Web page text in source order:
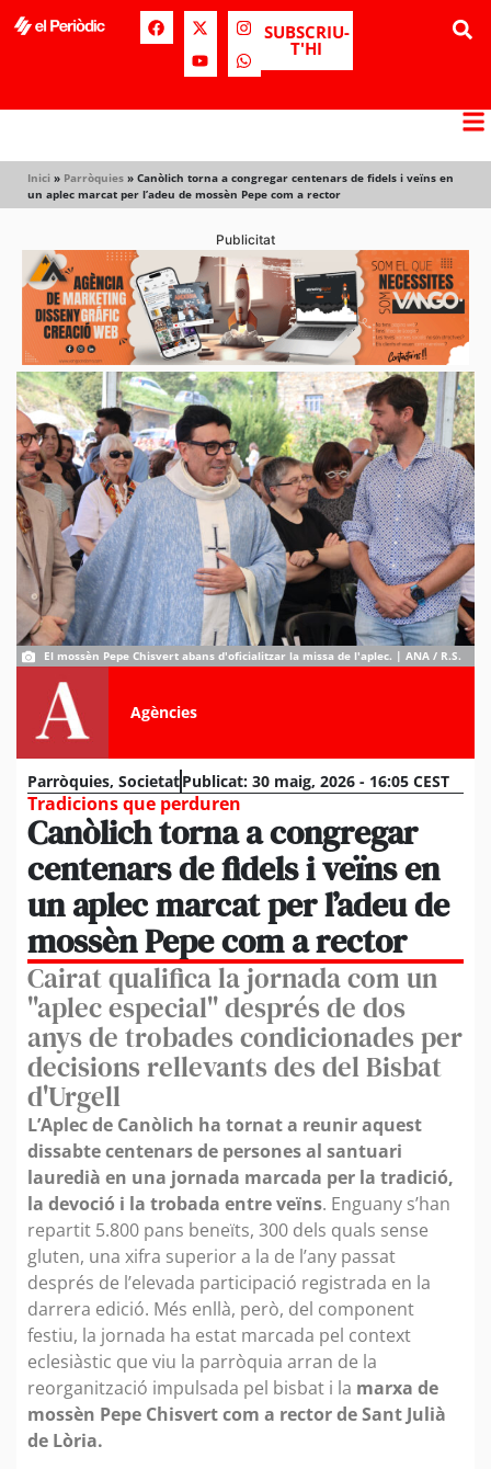
SUBSCRIU-
T'HI
Inici » Parròquies » Canòlich torna a congregar centenars de fidels i veïns en
un aplec marcat per l’adeu de mossèn Pepe com a rector
Publicitat
El mossèn Pepe Chisvert abans d'oficialitzar la missa de l'aplec. | ANA / R.S.
Agències
Parròquies, SocietatPublicat: 30 maig, 2026 - 16:05 CEST
Tradicions que perduren
Canòlich torna a congregar
centenars de fidels i veïns en
un aplec marcat per l’adeu de
mossèn Pepe com a rector
Cairat qualifica la jornada com un
"aplec especial" després de dos
anys de trobades condicionades per
decisions rellevants des del Bisbat
d'Urgell
L’Aplec de Canòlich ha tornat a reunir aquest
dissabte centenars de persones al santuari
lauredià en una jornada marcada per la tradició,
la devoció i la trobada entre veïns. Enguany s’han
repartit 5.800 pans beneïts, 300 dels quals sense
gluten, una xifra superior a la de l’any passat
després de l’elevada participació registrada en la
darrera edició. Més enllà, però, del component
festiu, la jornada ha estat marcada pel context
eclesiàstic que viu la parròquia arran de la
reorganització impulsada pel bisbat i la marxa de
mossèn Pepe Chisvert com a rector de Sant Julià
de Lòria.